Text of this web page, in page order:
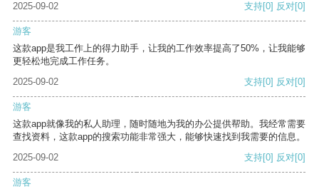
2025-09-02 支持[0] 反对[0]
游客
这款app是我工作上的得力助手，让我的工作效率提高了50%，让我能够
更轻松地完成工作任务。
2025-09-02
支持[0] 反对[0]
游客
这款app就像我的私人助理，随时随地为我的办公提供帮助。我经常需要
查找资料，这款app的搜索功能非常强大，能够快速找到我需要的信息。
2025-09-02
支持[0] 反对[0]
游客